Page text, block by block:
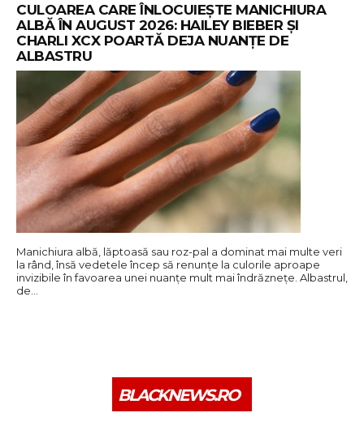
CULOAREA CARE ÎNLOCUIEȘTE MANICHIURA
ALBĂ ÎN AUGUST 2026: HAILEY BIEBER ȘI
CHARLI XCX POARTĂ DEJA NUANȚE DE
ALBASTRU
Manichiura albă, lăptoasă sau roz-pal a dominat mai multe veri
la rând, însă vedetele încep să renunțe la culorile aproape
invizibile în favoarea unei nuanțe mult mai îndrăznețe. Albastrul,
de…
BLACKNEWS.RO